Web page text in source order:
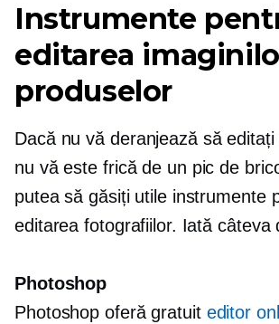
Instrumente
editarea
produselor
Dacă nu vă deranjează să
nu vă este frică de un pic de
putea să găsiți utile instrumente
editarea fotografiilor. Iată câteva
Photoshop
Photoshop oferă gratuit editor